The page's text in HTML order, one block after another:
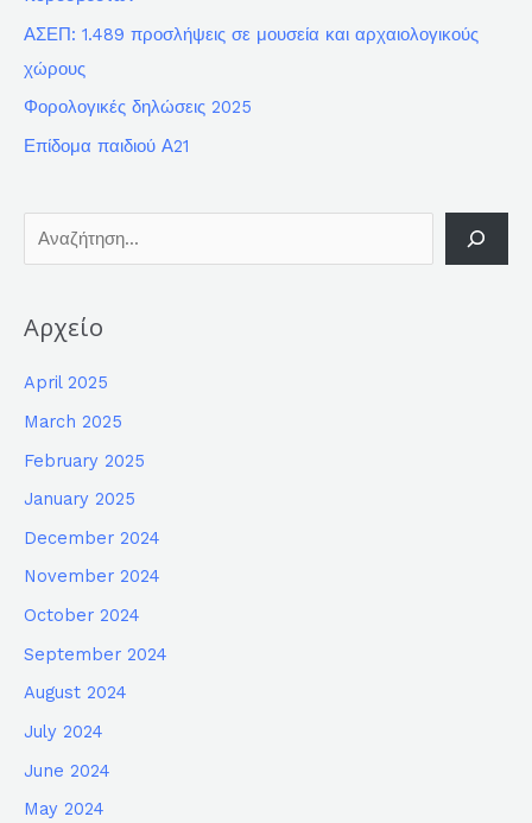
ΑΣΕΠ: 1.489 προσλήψεις σε μουσεία και αρχαιολογικούς
χώρους
Φορολογικές δηλώσεις 2025
Επίδομα παιδιού Α21
Αρχείο
April 2025
March 2025
February 2025
January 2025
December 2024
November 2024
October 2024
September 2024
August 2024
July 2024
June 2024
May 2024